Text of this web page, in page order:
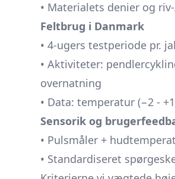
• Materialets denier og
Feltbrug i Danmark
• 4-ugers testperiode pr.
• Aktiviteter:
overnatning
• Data: temperatur (−2 -
Sensorik og
• Pulsmåler +
• Standardiseret